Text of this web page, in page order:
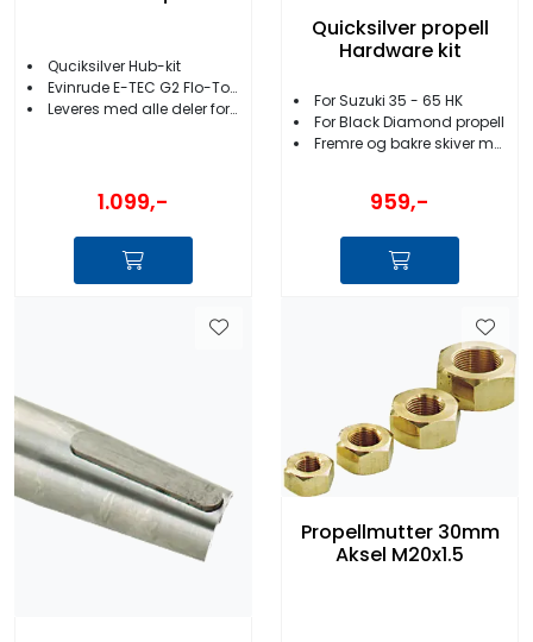
Quciksilver Hub-kit
Evinrude E-TEC G2 Flo-Torq II
Leveres med alle deler for å installere propellen
1.099,-
Quicksilver propell
Hardware kit
For Suzuki 35 - 65 HK
For Black Diamond propell
Fremre og bakre skiver medfølger
959,-
Propellmutter 30mm
Aksel M20x1.5